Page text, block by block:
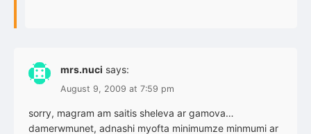
mrs.nuci says:
August 9, 2009 at 7:59 pm
sorry, magram am saitis sheleva ar gamova…
damerwmunet, adnashi myofta minimumze minmumi ar